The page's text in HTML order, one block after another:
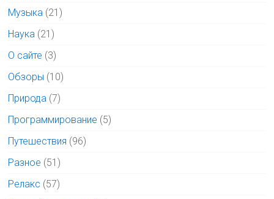
Музыка (21)
Наука (21)
О сайте (3)
Обзоры (10)
Природа (7)
Программирование (5)
Путешествия (96)
Разное (51)
Релакс (57)